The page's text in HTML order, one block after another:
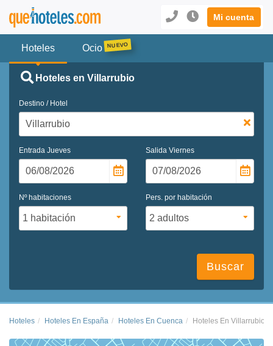
Mi cuenta
Hoteles Ocio
Hoteles en Villarrubio
Destino / Hotel
Entrada Jueves Salida Viernes
Nº habitaciones Pers. por habitación
Buscar
Hoteles Hoteles En España Hoteles En Cuenca Hoteles En Villarrubio